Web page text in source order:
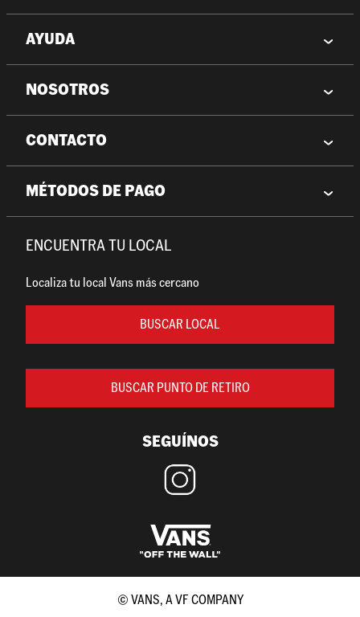
AYUDA
NOSOTROS
CONTACTO
MÉTODOS DE PAGO
ENCUENTRA TU LOCAL
Localiza tu local Vans más cercano
BUSCAR LOCAL
BUSCAR PUNTO DE RETIRO
SEGUÍNOS
© VANS, A VF COMPANY